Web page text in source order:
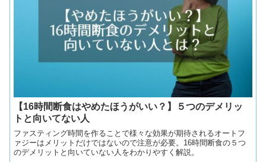
【16時間断食はやめたほうがいい？】５つのデメリッ
トと向いてない人
ファスティング時間を作ることで様々な効果が期待されるオートフ
ァジーはメリットだけではないので注意が必要。16時間断食の５つ
のデメリットと向いていない人をわかりやすく解説。